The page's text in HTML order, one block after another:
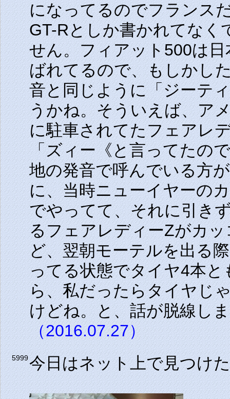
になってるのでフランス
GT-Rとしか書かれてなく
せん。フィアット500は
ばれてるので、もしかし
音と同じように「ジーテ
うかね。そういえば、ア
に駐車されてたフェアレ
「ズィー《と言ってたの
地の発音で呼んでいる方
に、当時ニューイヤーの
でやってて、それに引き
るフェアレディーZがカ
ど、翌朝モーテルを出る
ってる状態でタイヤ4本
ら、私だったらタイヤじ
けどね。と、話が脱線し
（2016.07.27）
5999今日はネット上で見つけ